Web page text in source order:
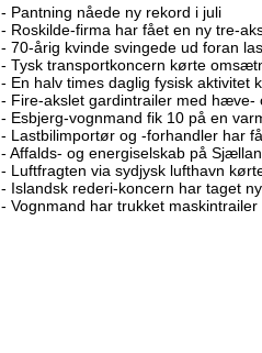
- Pantning nåede ny rekord i juli
- Roskilde-firma har fået en ny tre-
- 70-årig kvinde svingede ud foran
- Tysk transportkoncern kørte
- En halv times daglig fysisk aktivitet
- Fire-akslet gardintrailer med hæve-
- Esbjerg-vognmand fik 10 på en
- Lastbilimportør og -forhandler har
- Affalds- og energiselskab på
- Luftfragten via sydjysk lufthavn
- Islandsk rederi-koncern har taget
- Vognmand har trukket